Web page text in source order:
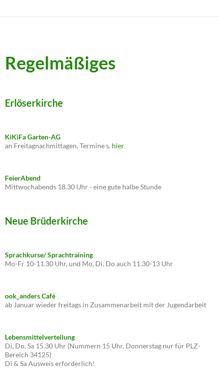
Regelmäßiges
Erlöserkirche
KiKiFa Garten-AG
an Freitagnachmittagen, Termine s. hier
FeierAbend
Mittwochabends 18.30 Uhr - eine gute halbe Stunde
Neue Brüderkirche
Sprachkurse/ Sprachtraining
Mo-Fr 10-11.30 Uhr, und Mo, Di, Do auch 11.30-13 Uhr
ook_anders Café
ab Januar wieder freitags in Zusammenarbeit mit der Jugendarbeit
Lebensmittelverteilung
Di, Do, Sa 15.30 Uhr (Nummern 15 Uhr, Donnerstag nur für PLZ-
Bereich 34125)
Di & Sa Ausweis erforderlich!